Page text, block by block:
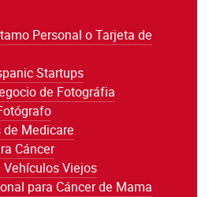
Personal o Tarjeta de
Startups
de Fotográfia
de Medicare
Cáncer
Viejos
para Cáncer de Mama